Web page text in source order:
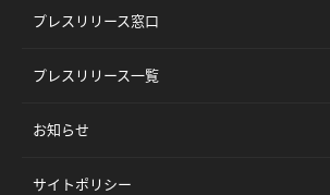
プレスリリース窓口
プレスリリース一覧
お知らせ
サイトポリシー